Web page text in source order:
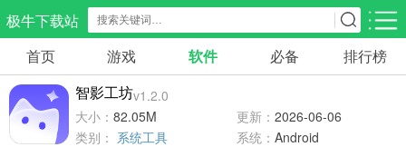
极牛下载站
应用分类 游戏分类
生活服务
299款应用
教育学习
180款应用
首页 游戏 软件 必备 排行榜
智影工坊v1.2.0
大小： 82.05M 更新： 2026-06-06
类别： 系统工具 系统： Android